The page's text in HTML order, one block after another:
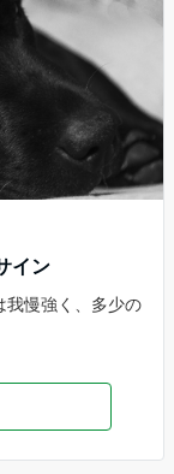
イン
我慢強く、多少の